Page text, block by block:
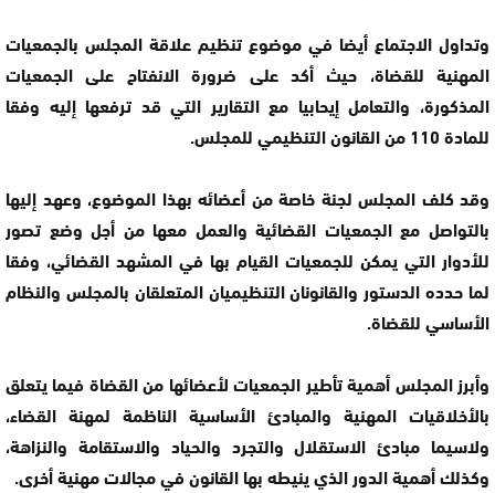
وتداول الاجتماع أيضا في موضوع تنظيم علاقة المجلس بالجمعيات
المهنية للقضاة، حيث أكد على ضرورة الانفتاح على الجمعيات
المذكورة، والتعامل إيحابيا مع التقارير التي قد ترفعها إليه وفقا
للمادة 110 من القانون التنظيمي للمجلس.
وقد كلف المجلس لجنة خاصة من أعضائه بهذا الموضوع، وعهد إليها
بالتواصل مع الجمعيات القضائية والعمل معها من أجل وضع تصور
للأدوار التي يمكن للجمعيات القيام بها في المشهد القضائي، وفقا
لما حدده الدستور والقانونان التنظيميان المتعلقان بالمجلس والنظام
الأساسي للقضاة.
وأبرز المجلس أهمية تأطير الجمعيات لأعضائها من القضاة فيما يتعلق
بالأخلاقيات المهنية والمبادئ الأساسية الناظمة لمهنة القضاء،
ولاسيما مبادئ الاستقلال والتجرد والحياد والاستقامة والنزاهة،
وكذلك أهمية الدور الذي ينيطه بها القانون في مجالات مهنية أخرى.